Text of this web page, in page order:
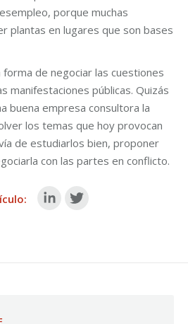
porque muchas
plantas en lugares que son bases
de negociar las cuestiones
manifestaciones públicas. Quizás
buena empresa consultora la
los temas que hoy provocan
de estudiarlos bien, proponer
con las partes en conflicto.